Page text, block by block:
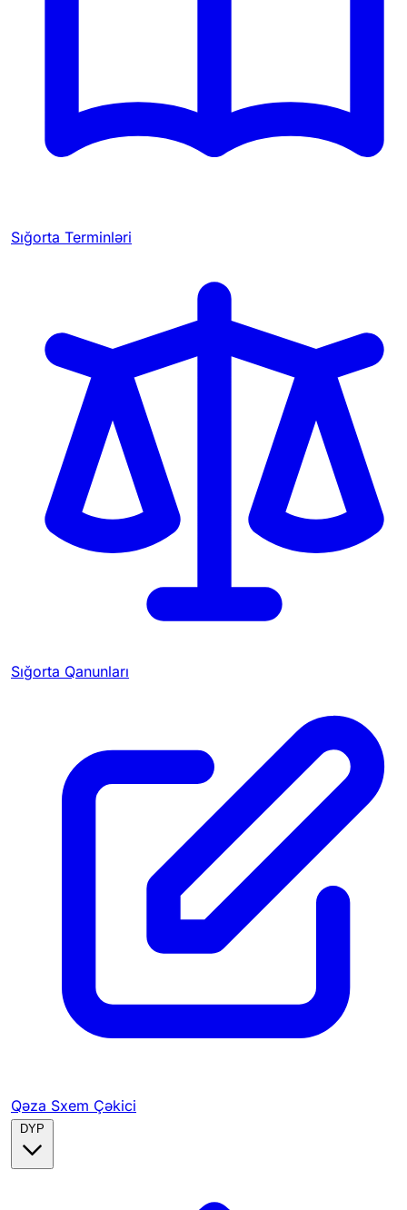
Sığorta Terminləri
Sığorta Qanunları
Qəza Sxem Çəkici
DYP